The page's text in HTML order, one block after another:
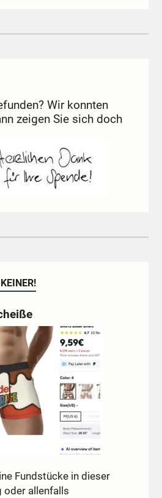
Wir konnten
zeigen Sie sich doch
Fundstücke in dieser
oder allenfalls